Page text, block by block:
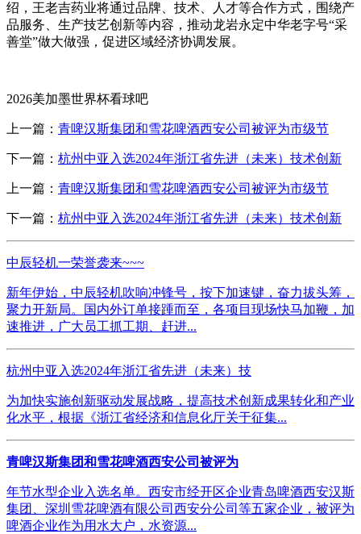
绍，王老吉药业将通过品牌、技术、人才等合作方式，围绕产
品服务、生产技艺创新等内容，推动龙岩永定中华老字号“采
善堂”做大做强，促进区域经济协调发展。
2026美加墨世界杯看球吧
上一篇： 青啤汉斯集团和雪花啤酒西安公司被评为市级节
下一篇： 杭州中亚入选2024年浙江省先进（未来）技术创新
上一篇： 青啤汉斯集团和雪花啤酒西安公司被评为市级节
下一篇： 杭州中亚入选2024年浙江省先进（未来）技术创新
中辰轻机一荣誉袭来~~~
新年伊始，中辰轻机吹响冲锋号，按下加速键，奋力拔头筹，
聚力开新局。国内外订单接踵而至，各项目现场快马加鞭，加
速推进，广大员工抓工期、赶进...
杭州中亚入选2024年浙江省先进（未来）技
为加快实施创新驱动发展战略，提高技术创新成果转化和产业
化水平，根据《浙江省经济和信息化厅关于征集...
青啤汉斯集团和雪花啤酒西安公司被评为
年节水型企业入选名单。西安市经开区企业青岛啤酒西安汉斯
集团、深圳雪花啤酒有限公司西安分公司等五家企业，被评为
啤酒企业作为用水大户，水资源...